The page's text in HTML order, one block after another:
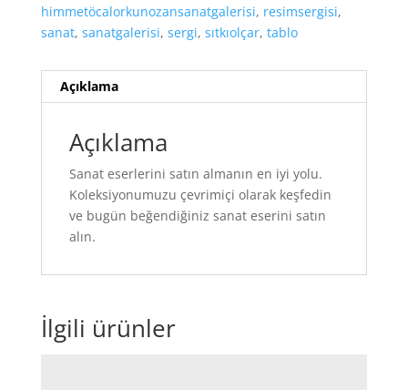
himmetöcalorkunozansanatgalerisi, resimsergisi,
sanat, sanatgalerisi, sergi, sıtkıolçar, tablo
Açıklama
Açıklama
Sanat eserlerini satın almanın en iyi yolu.
Koleksiyonumuzu çevrimiçi olarak keşfedin
ve bugün beğendiğiniz sanat eserini satın
alın.
İlgili ürünler